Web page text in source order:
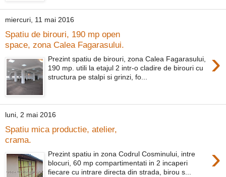
miercuri, 11 mai 2016
Spatiu de birouri, 190 mp open
space, zona Calea Fagarasului.
›
Prezint spatiu de birouri, zona Calea Fagarasului,
190 mp. utili la etajul 2 intr-o cladire de birouri cu
structura pe stalpi si grinzi, fo...
luni, 2 mai 2016
Spatiu mica productie, atelier,
crama.
›
Prezint spatiu in zona Codrul Cosminului, intre
blocuri, 60 mp compartimentati in 2 incaperi
fiecare cu intrare directa din strada, birou s...